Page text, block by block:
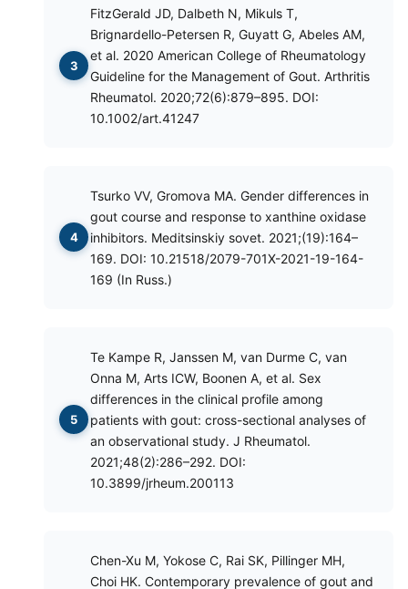
FitzGerald JD, Dalbeth N, Mikuls T,
Brignardello-Petersen R, Guyatt G, Abeles AM,
et al. 2020 American College of Rheumatology
Guideline for the Management of Gout. Arthritis
Rheumatol. 2020;72(6):879–895. DOI:
10.1002/art.41247
Tsurko VV, Gromova MA. Gender differences in
gout course and response to xanthine oxidase
inhibitors. Meditsinskiy sovet. 2021;(19):164–
169. DOI: 10.21518/2079-701X-2021-19-164-
169 (In Russ.)
Te Kampe R, Janssen M, van Durme C, van
Onna M, Arts ICW, Boonen A, et al. Sex
differences in the clinical profile among
patients with gout: cross-sectional analyses of
an observational study. J Rheumatol.
2021;48(2):286–292. DOI:
10.3899/jrheum.200113
Chen-Xu M, Yokose C, Rai SK, Pillinger MH,
Choi HK. Contemporary prevalence of gout and